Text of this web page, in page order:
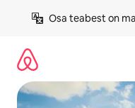
Osa teabest on